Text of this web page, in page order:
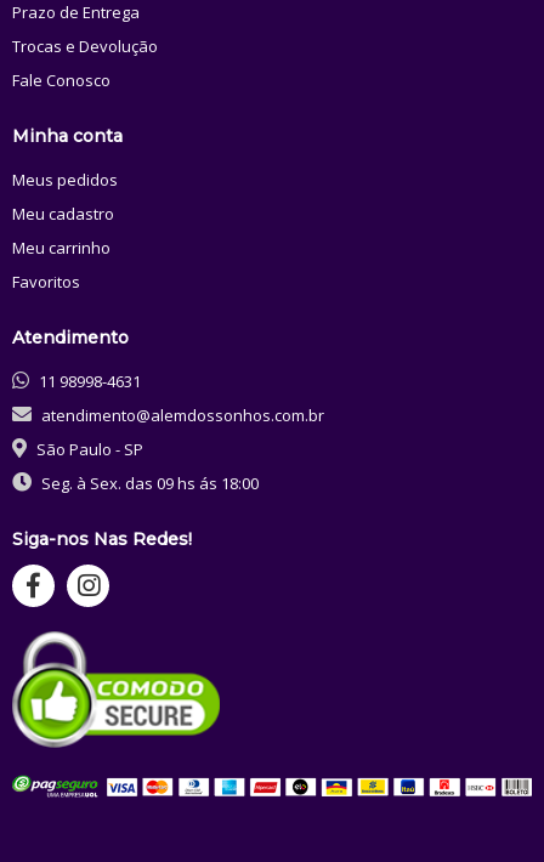
Prazo de Entrega
Trocas e Devolução
Fale Conosco
Minha conta
Meus pedidos
Meu cadastro
Meu carrinho
Favoritos
Atendimento
11 98998-4631
atendimento@alemdossonhos.com.br
São Paulo - SP
Seg. à Sex. das 09 hs ás 18:00
Siga-nos Nas Redes!